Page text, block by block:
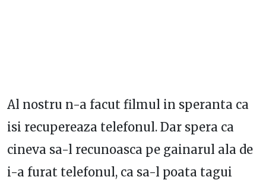
Al nostru n-a facut filmul in speranta ca
isi recupereaza telefonul. Dar spera ca
cineva sa-l recunoasca pe gainarul ala de
i-a furat telefonul, ca sa-l poata tagui